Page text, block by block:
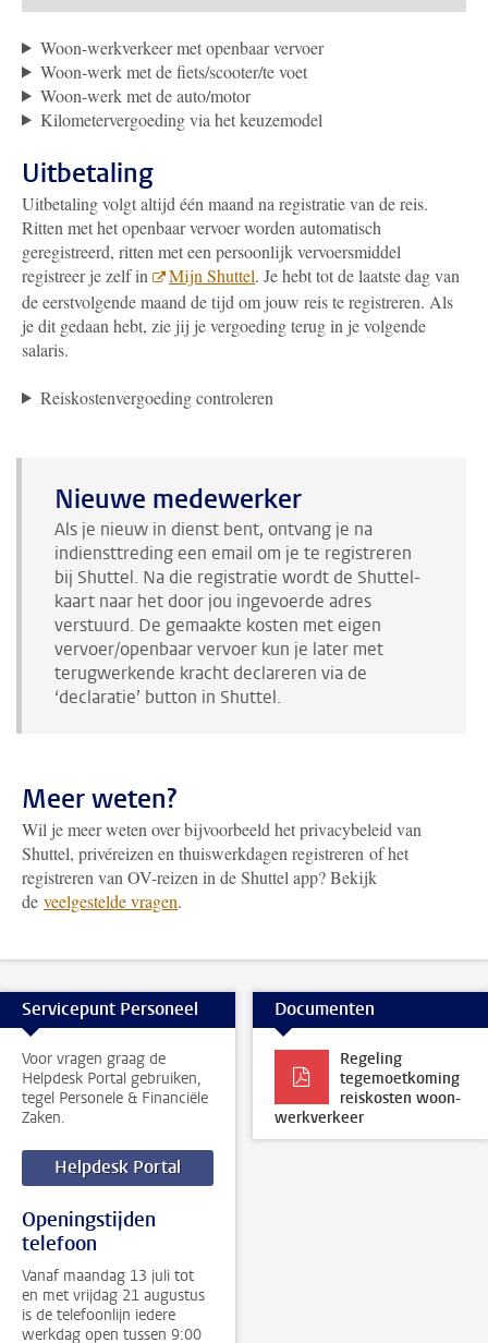
Woon-werkverkeer met openbaar vervoer
Woon-werk met de fiets/scooter/te voet
Woon-werk met de auto/motor
Kilometervergoeding via het keuzemodel
Uitbetaling
Uitbetaling volgt altijd één maand na registratie van de reis.
Ritten met het openbaar vervoer worden automatisch
geregistreerd, ritten met een persoonlijk vervoersmiddel
registreer je zelf in
Mijn Shuttel. Je hebt tot de laatste dag van
de eerstvolgende maand de tijd om jouw reis te registreren. Als
je dit gedaan hebt, zie jij je vergoeding terug in je volgende
salaris.
Reiskostenvergoeding controleren
Nieuwe medewerker
Als je nieuw in dienst bent, ontvang je na
indiensttreding een email om je te registreren
bij Shuttel. Na die registratie wordt de Shuttel-
kaart naar het door jou ingevoerde adres
verstuurd. De gemaakte kosten met eigen
vervoer/openbaar vervoer kun je later met
terugwerkende kracht declareren via de
‘declaratie’ button in Shuttel.
Meer weten?
Wil je meer weten over bijvoorbeeld het privacybeleid van
Shuttel, privéreizen en thuiswerkdagen registreren of het
registreren van OV-reizen in de Shuttel app? Bekijk
de veelgestelde vragen.
Servicepunt Personeel
Voor vragen graag de
Helpdesk Portal gebruiken,
tegel Personele & Financiële
Zaken.
Helpdesk Portal
Openingstijden
telefoon
Vanaf maandag 13 juli tot
en met vrijdag 21 augustus
is de telefoonlijn iedere
werkdag open tussen 9:00
Documenten
Regeling
tegemoetkoming
reiskosten woon-
werkverkeer